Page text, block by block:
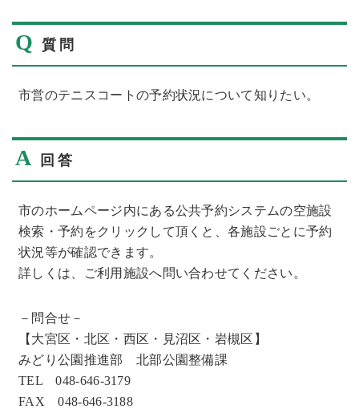
Q 質問
市営のテニスコートの予約状況について知りたい。
A 回答
市のホームページ内にある公共予約システムの空施設
検索・予約をクリックして頂くと、各施設ごとに予約
状況等が確認できます。
詳しくは、ご利用施設へ問い合わせてください。
－問合せ－
【大宮区・北区・西区・見沼区・岩槻区】
みどり公園推進部 北部公園整備課
TEL 048-646-3179
FAX 048-646-3188